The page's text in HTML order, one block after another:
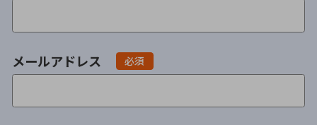
メールアドレス 必須